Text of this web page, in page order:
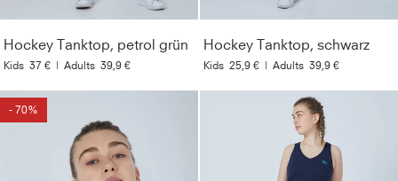
Hockey Tanktop, petrol grün
Kids 37 € | Adults 39,9 €
Hockey Tanktop, schwarz
Kids 25,9 € | Adults 39,9 €
- 70%